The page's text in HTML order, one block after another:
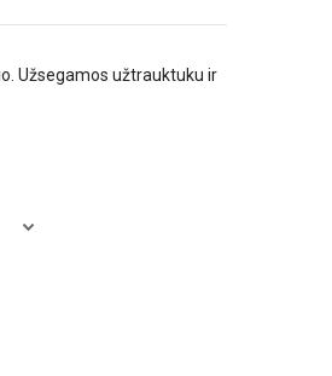
Užsegamos užtrauktuku ir